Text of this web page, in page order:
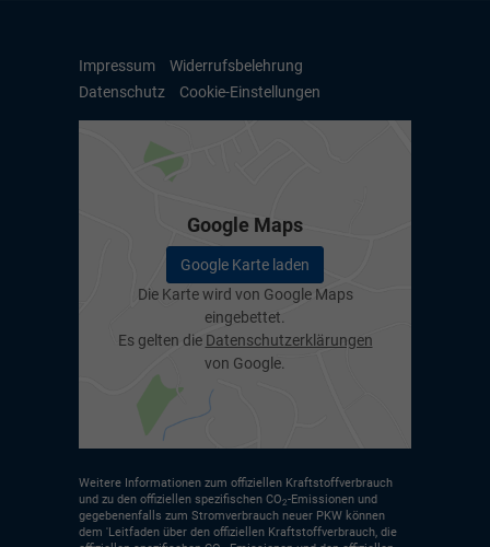
Impressum
Widerrufsbelehrung
Datenschutz
Cookie-Einstellungen
Google Maps
Google Karte laden
Die Karte wird von Google Maps
eingebettet.
Es gelten die Datenschutzerklärungen
von Google.
Weitere Informationen zum offiziellen Kraftstoffverbrauch
und zu den offiziellen spezifischen CO2-Emissionen und
gegebenenfalls zum Stromverbrauch neuer PKW können
dem 'Leitfaden über den offiziellen Kraftstoffverbrauch, die